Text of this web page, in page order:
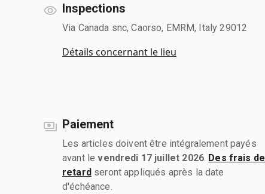
Inspections
Via Canada snc, Caorso, EMRM, Italy 29012
Détails concernant le lieu
Paiement
Les articles doivent être intégralement payés
avant levendredi 17 juillet 2026. Des frais de
retardseront appliqués après la date
d'échéance.